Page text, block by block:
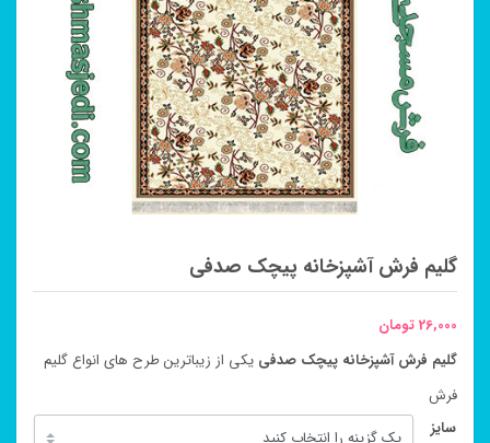
گلیم فرش آشپزخانه پیچک صدفی
26,000تومان
گلیم فرش آشپزخانه پیچک صدفی یکی از زیباترین طرح های انواع گلیم
فرش
سایز